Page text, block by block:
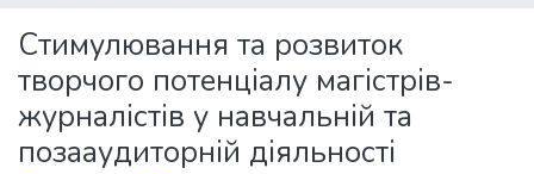
Statistics
Стимулювання та розвиток
творчого потенціалу магістрів-
журналістів у навчальній та
позааудиторній діяльності